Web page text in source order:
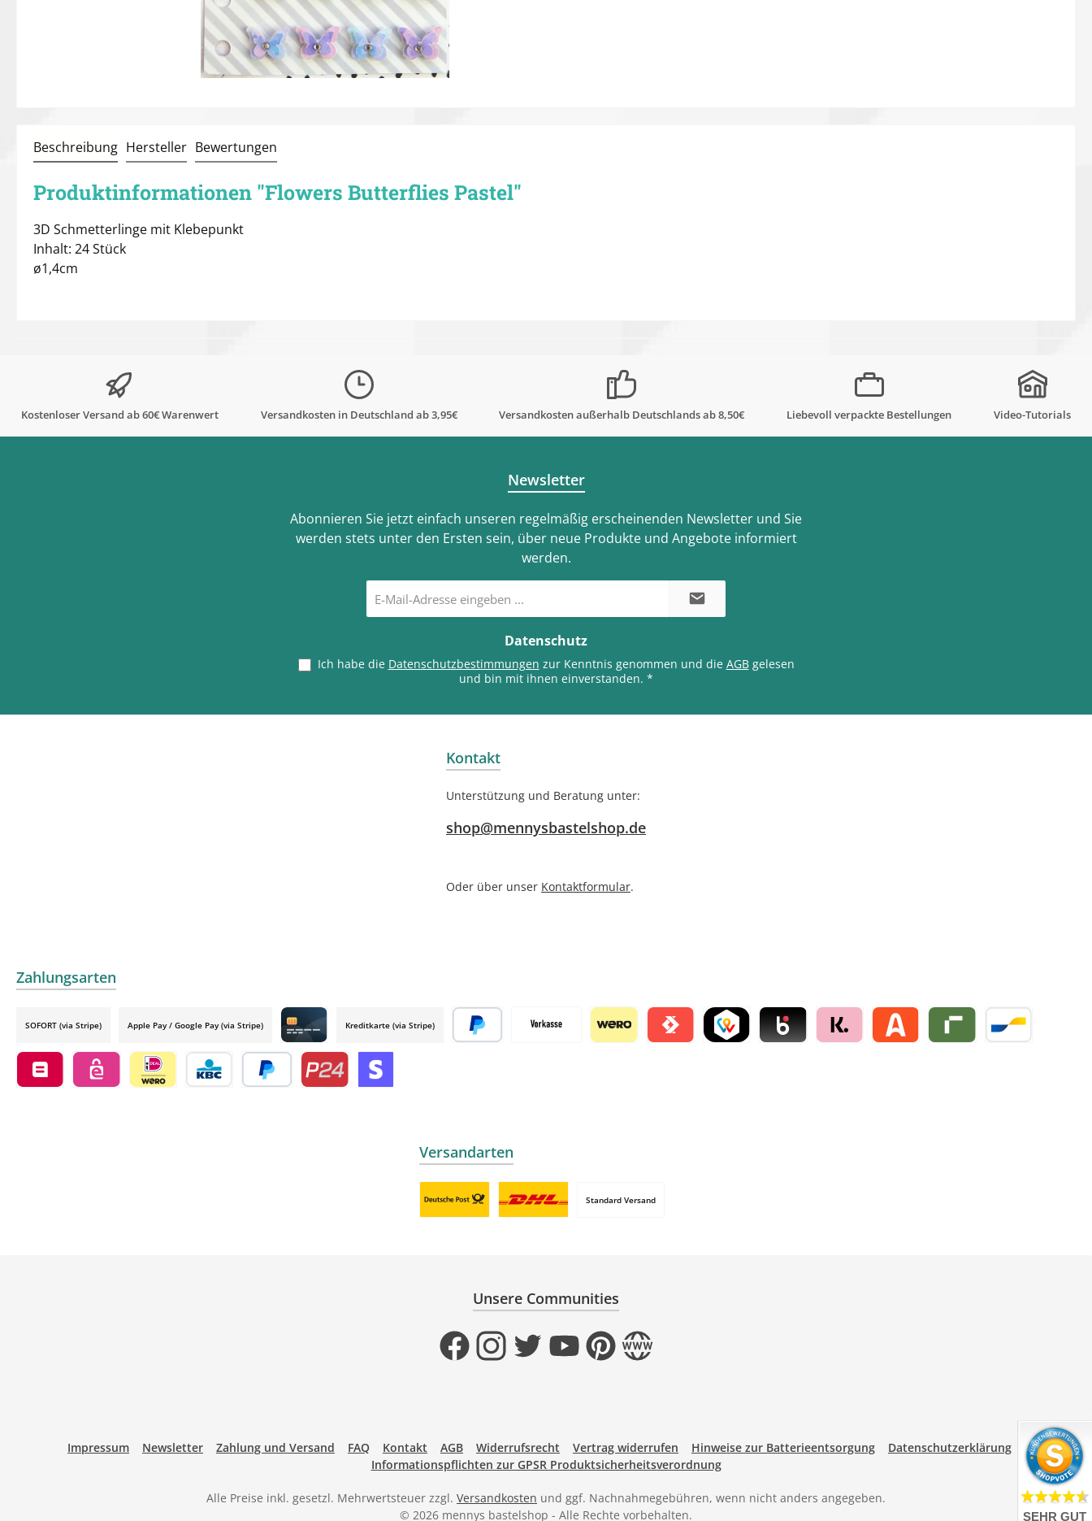
Beschreibung Hersteller Bewertungen
Produktinformationen "Flowers Butterflies Pastel"
3D Schmetterlinge mit Klebepunkt
Inhalt: 24 Stück
ø1,4cm
Kostenloser Versand ab 60€ Warenwert Versandkosten in Deutschland ab 3,95€ Versandkosten außerhalb Deutschlands ab 8,50€ Liebevoll verpackte Bestellungen Video-Tutorials
Newsletter
Abonnieren Sie jetzt einfach unseren regelmäßig erscheinenden Newsletter und Sie
werden stets unter den Ersten sein, über neue Produkte und Angebote informiert
werden.
Mail-
Adresse
Datenschutz
Ich habe die Datenschutzbestimmungen zur Kenntnis genommen und die AGBgelesen
und bin mit ihnen einverstanden. *
Kontakt
Unterstützung und Beratung unter:
shop@mennysbastelshop.de
Oder über unser Kontaktformular.
Zahlungsarten
SOFORT (via Stripe) Apple Pay / Google Pay (via Stripe)
Credit card by mollie
Kreditkarte (via Stripe)
Versandarten
Standard Versand
Unsere Communities
FacebookInstagramTwitterYouTubePinterestWebsite
Impressum Newsletter Zahlung und Versand FAQ Kontakt AGB Widerrufsrecht Vertrag widerrufen Hinweise zur Batterieentsorgung
Datenschutzerklärung
Informationspflichten zur GPSR Produktsicherheitsverordnung
Alle Preise inkl. gesetzl. Mehrwertsteuer zzgl. Versandkosten und ggf. Nachnahmegebühren, wenn nicht anders angegeben.
© 2026 mennys bastelshop - Alle Rechte vorbehalten.
SEHR GUT